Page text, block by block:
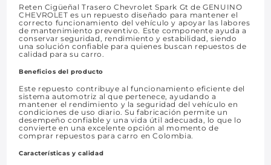
Reten Cigüeñal Trasero Chevrolet Spark Gt de GENUINO
CHEVROLET es un repuesto diseñado para mantener el
correcto funcionamiento del vehículo y apoyar las labores
de mantenimiento preventivo. Este componente ayuda a
conservar seguridad, rendimiento y estabilidad, siendo
una solución confiable para quienes buscan repuestos de
calidad para su carro.
Beneficios del producto
Este repuesto contribuye al funcionamiento eficiente del
sistema automotriz al que pertenece, ayudando a
mantener el rendimiento y la seguridad del vehículo en
condiciones de uso diario. Su fabricación permite un
desempeño confiable y una vida útil adecuada, lo que lo
convierte en una excelente opción al momento de
comprar repuestos para carro en Colombia.
Características y calidad